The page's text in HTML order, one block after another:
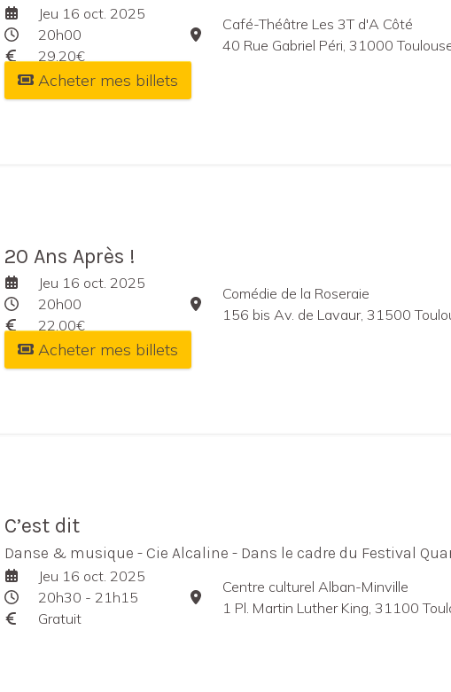
Jeu 16 oct. 2025
20h00
29,20€
Café-Théâtre Les 3T d'A Côté
40 Rue Gabriel Péri, 31000
Acheter mes billets
20 Ans Après !
Jeu 16 oct. 2025
20h00
22,00€
Comédie de la Roseraie
156 bis Av. de Lavaur, 31500
Acheter mes billets
C’est dit
Danse & musique - Cie Alcaline - Dans le cadre du Festival
Jeu 16 oct. 2025
20h30 - 21h15
Gratuit
Centre culturel Alban-Minville
1 Pl. Martin Luther King, 31100